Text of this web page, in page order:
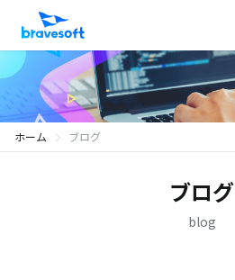
ホーム ブログ
ブログ
blog